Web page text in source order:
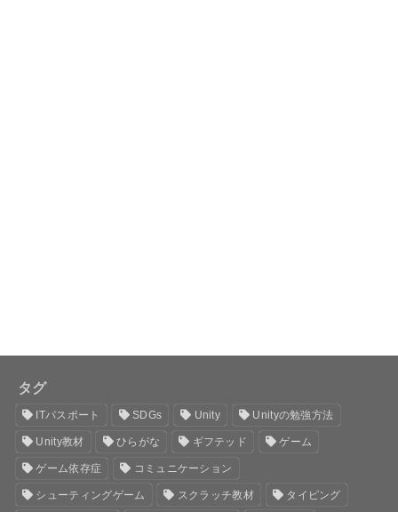
タグ
ITパスポート SDGs Unity Unityの勉強方法
Unity教材 ひらがな ギフテッド ゲーム
ゲーム依存症 コミュニケーション
シューティングゲーム スクラッチ教材 タイピング